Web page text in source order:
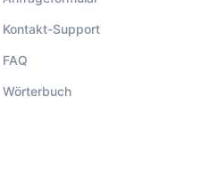
Kontakt-Support
FAQ
Wörterbuch